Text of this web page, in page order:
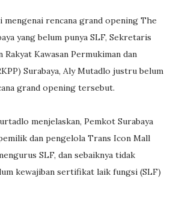
mengenai rencana grand opening The
yang belum punya SLF, Sekretaris
Rakyat Kawasan Permukiman dan
Surabaya, Aly Mutadlo justru belum
grand opening tersebut.
menjelaskan, Pemkot Surabaya
dan pengelola Trans Icon Mall
SLF, dan sebaiknya tidak
kewajiban sertifikat laik fungsi (SLF)